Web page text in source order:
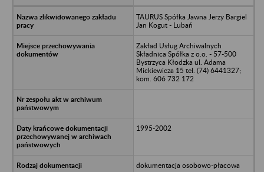
TAURUS Spółka Jawna Jerzy Bargiel
Jan Kogut - Lubań
Zakład Usług Archiwalnych
Składnica Spółka z o.o. - 57-500
Bystrzyca Kłodzka ul. Adama
Mickiewicza 15 tel. (74) 6441327;
kom. 606 732 172
1995-2002
dokumentacja osobowo-płacowa